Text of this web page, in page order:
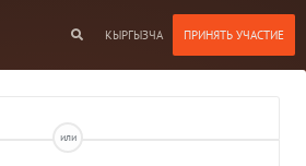
КЫРГЫЗЧА
или